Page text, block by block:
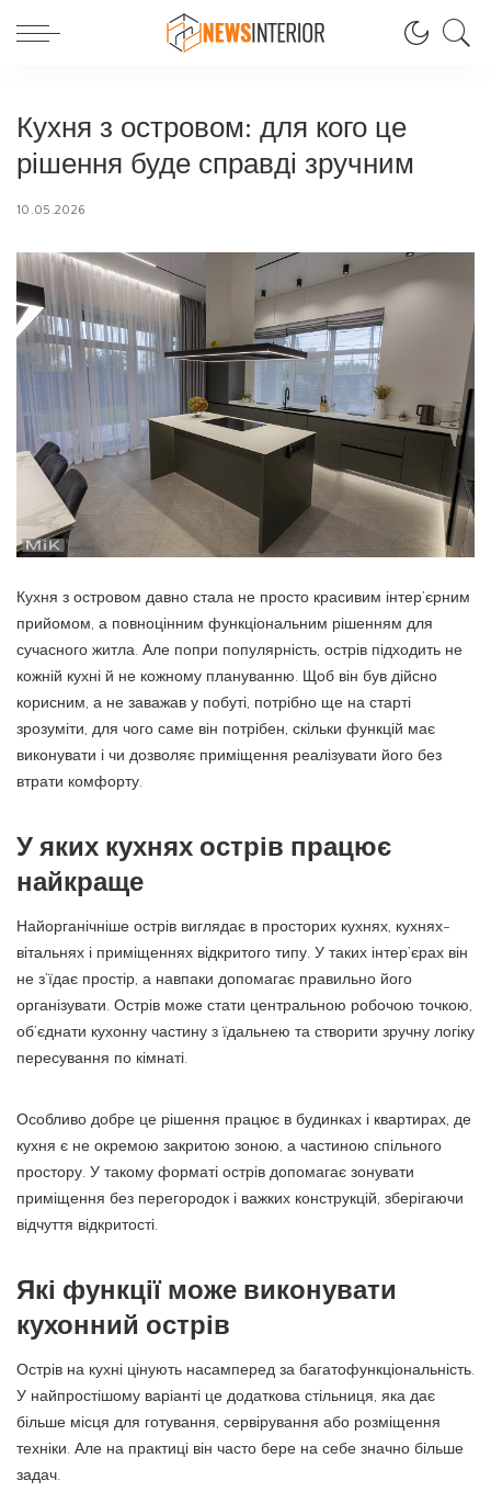
Кухня з островом: для кого це
рішення буде справді зручним
10.05.2026
Кухня з островом давно стала не просто красивим інтер’єрним
прийомом, а повноцінним функціональним рішенням для
сучасного житла. Але попри популярність, острів підходить не
кожній кухні й не кожному плануванню. Щоб він був дійсно
корисним, а не заважав у побуті, потрібно ще на старті
зрозуміти, для чого саме він потрібен, скільки функцій має
виконувати і чи дозволяє приміщення реалізувати його без
втрати комфорту.
У яких кухнях острів працює
найкраще
Найорганічніше острів виглядає в просторих кухнях, кухнях-
вітальнях і приміщеннях відкритого типу. У таких інтер’єрах він
не з’їдає простір, а навпаки допомагає правильно його
організувати. Острів може стати центральною робочою точкою,
об’єднати кухонну частину з їдальнею та створити зручну логіку
пересування по кімнаті.
Особливо добре це рішення працює в будинках і квартирах, де
кухня є не окремою закритою зоною, а частиною спільного
простору. У такому форматі острів допомагає зонувати
приміщення без перегородок і важких конструкцій, зберігаючи
відчуття відкритості.
Які функції може виконувати
кухонний острів
Острів на кухні цінують насамперед за багатофункціональність.
У найпростішому варіанті це додаткова стільниця, яка дає
більше місця для готування, сервірування або розміщення
техніки. Але на практиці він часто бере на себе значно більше
задач.